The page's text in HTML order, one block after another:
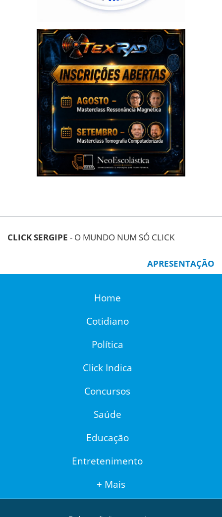
CLICK SERGIPE - O MUNDO NUM SÓ CLICK
APRESENTAÇÃO
Home
Cotidiano
Política
Click Indica
Concursos
Saúde
Educação
Entretenimento
+ Mais